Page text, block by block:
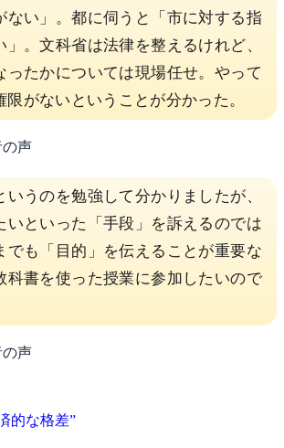
ない」。都に伺うと「市に対する指
」。文科省は法律を整えるけれど、
ったかについては現場任せ。やって
限がないということが分かった。
声
いうのを勉強して分かりましたが、
いといった「手段」を訴えるのでは
でも「目的」を伝えることが重要な
科書を使った授業に参加したいので
声
的な格差”